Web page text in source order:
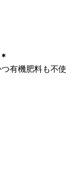
有機肥料も不使